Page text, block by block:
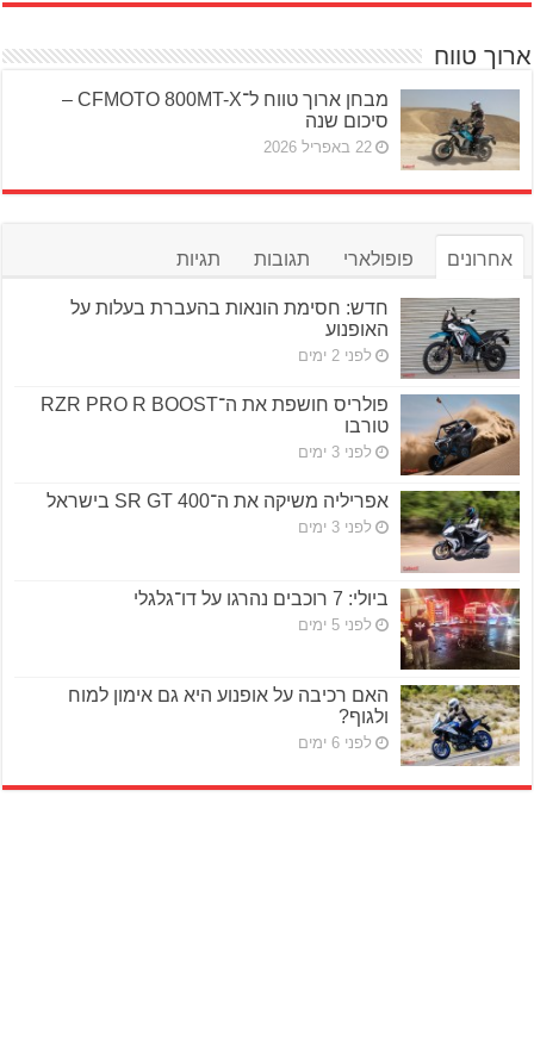
ארוך טווח
מבחן ארוך טווח ל־CFMOTO 800MT-X –
סיכום שנה
22 באפריל 2026
אחרונים פופולארי תגובות תגיות
חדש: חסימת הונאות בהעברת בעלות על
האופנוע
לפני 2 ימים
פולריס חושפת את ה־RZR PRO R BOOST
טורבו
לפני 3 ימים
אפריליה משיקה את ה־SR GT 400 בישראל
לפני 3 ימים
ביולי: 7 רוכבים נהרגו על דו־גלגלי
לפני 5 ימים
האם רכיבה על אופנוע היא גם אימון למוח
ולגוף?
לפני 6 ימים